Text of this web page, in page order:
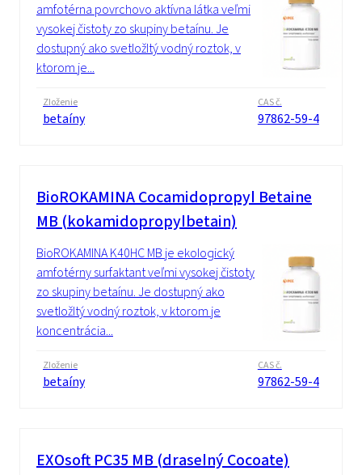
amfotérna povrchovo aktívna látka veľmi
vysokej čistoty zo skupiny betaínu. Je
dostupný ako svetložltý vodný roztok, v
ktorom je...
Zloženie
betaíny
CAS č.
97862-59-4
BioROKAMINA Cocamidopropyl Betaine
MB (kokamidopropylbetain)
BioROKAMINA K40HC MB je ekologický
amfotérny surfaktant veľmi vysokej čistoty
zo skupiny betaínu. Je dostupný ako
svetložltý vodný roztok, v ktorom je
koncentrácia...
Zloženie
betaíny
CAS č.
97862-59-4
EXOsoft PC35 MB (draselný Cocoate)